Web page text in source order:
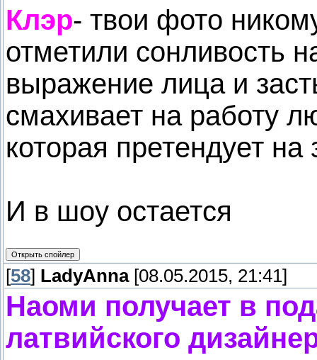
Клэр- твои фото
отметили сонливость
выражение лица и
смахивает на работу
которая претендует на
И в шоу остается
[58] LadyAnna[08.05.2015, 21:41]
Наоми получает в
латвийского